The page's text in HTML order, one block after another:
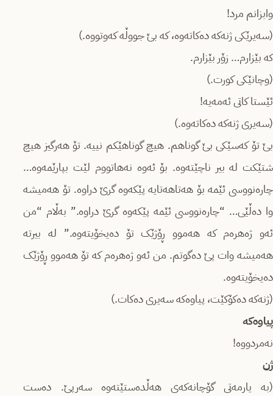
وابزانم مرد!
(سەیرێکی ژنەکە دەکاتەوە، کە بێ جووڵە کەوتووە.)
کە بێزارم… زۆر بێزارم.
(وچانێکی کورت.)
ئێستا کاتی ئەمەیە!
(سەیری ژنەکە دەکاتەوە.)
بێ تۆ کەسێکی بێ گوناهم. هیچ گوناهێکم نییە. تۆ هەرگیز هیچ
شتێکت لە بیر ناچێتەوە. بۆ ئەوە نەهاتووم لێت بپارێمەوە…
چارەنووسی ئێمە بۆ هه‌تاهه‌تایه‌ پێکەوە گرێ دراوە. تۆ هەمیشە
وا ده‌ڵێی… “چارەنووسی ئێمە پێکەوە گرێ دراوه.” بەڵام “من
ئەو ژەهرەم کە هەموو ڕۆژێک تۆ دەیخۆیتەوە.” لە بیرتە
هەمیشە وات پێ دەگوتم. من ئەو ژەهرەم کە تۆ هەموو ڕۆژێک
دەیخۆیتەوە.
(ژنەکە دەکۆکێت، پیاوەکە سەیری دەکات.)
پیاوەکە
نەمردووە!
ژن
(بە یارمەتی گۆچانەکەی هەڵدەستێتەوە سەرپێ. دەست